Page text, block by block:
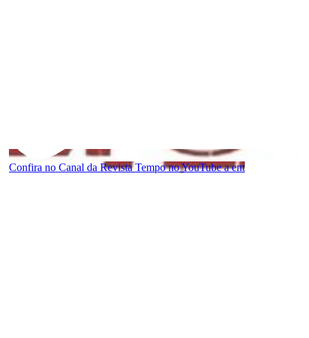
Confira no Canal da Revista Tempo no YouTube a ent